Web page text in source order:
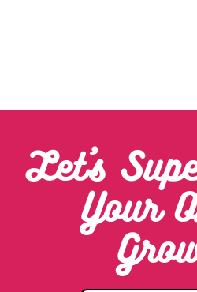
Let’s
Your